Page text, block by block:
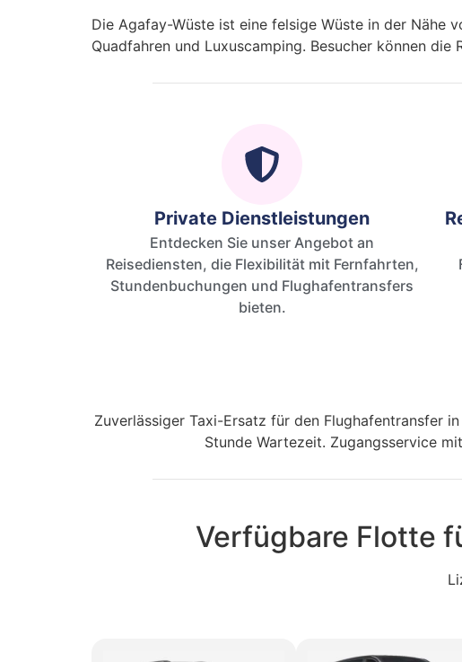
Die Agafay-Wüste ist eine felsige Wüste in der Nähe
Quadfahren und Luxuscamping. Besucher können
Private Dienstleistungen
Entdecken Sie unser Angebot an
Reisediensten, die Flexibilität mit Fernfahrten,
Stundenbuchungen und Flughafentransfers
bieten.
Zuverlässiger Taxi-Ersatz für den Flughafentransfer
Stunde Wartezeit. Zugangsservice
Verfügbare Flotte